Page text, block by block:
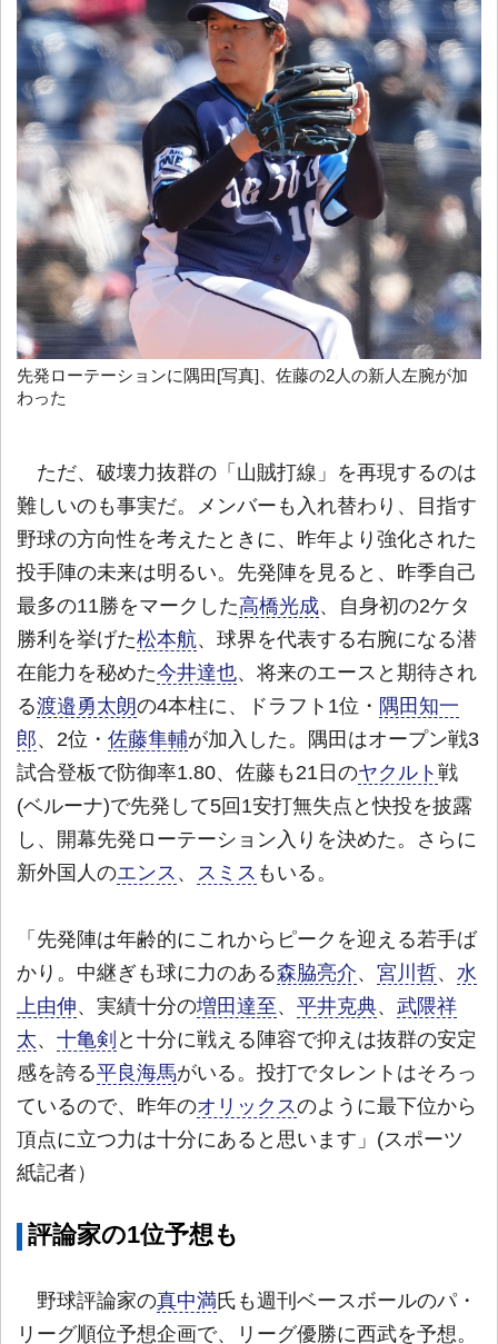
先発ローテーションに隅田[写真]、佐藤の2人の新人左腕が加
わった
ただ、破壊力抜群の「山賊打線」を再現するのは
難しいのも事実だ。メンバーも入れ替わり、目指す
野球の方向性を考えたときに、昨年より強化された
投手陣の未来は明るい。先発陣を見ると、昨季自己
最多の11勝をマークした高橋光成、自身初の2ケタ
勝利を挙げた松本航、球界を代表する右腕になる潜
在能力を秘めた今井達也、将来のエースと期待され
る渡邉勇太朗の4本柱に、ドラフト1位・ 隅田知一
郎、2位・ 佐藤隼輔が加入した。隅田はオープン戦3
試合登板で防御率1.80、佐藤も21日のヤクルト 戦
(ベルーナ)で先発して5回1安打無失点と快投を披露
し、開幕先発ローテーション入りを決めた。さらに
新外国人のエンス 、 スミス もいる。
「先発陣は年齢的にこれからピークを迎える若手ば
かり。中継ぎも球に力のある森脇亮介、 宮川哲、 水
上由伸、実績十分の増田達至、 平井克典、 武隈祥
太、 十亀剣 と十分に戦える陣容で抑えは抜群の安定
感を誇る平良海馬がいる。投打でタレントはそろっ
ているので、昨年のオリックスのように最下位から
頂点に立つ力は十分にあると思います」(スポーツ
紙記者）
評論家の1位予想も
野球評論家の真中満氏も週刊ベースボールのパ・
リーグ順位予想企画で、リーグ優勝に西武を予想。